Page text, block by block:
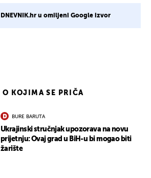
DNEVNIK.hr u omiljeni Google izvor
KOJIMA SE PRIČA
BURE BARUTA
Ukrajinski stručnjak upozorava na novu
prijetnju: Ovaj grad u BiH-u bi mogao biti
žarište